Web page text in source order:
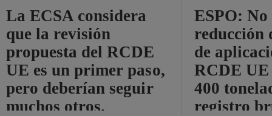
La ECSA considera
que la revisión
propuesta del RCDE
UE es un primer paso,
pero deberían seguir
muchos otros.
ESPO: No
reducción
de
RCDE UE
400
registro